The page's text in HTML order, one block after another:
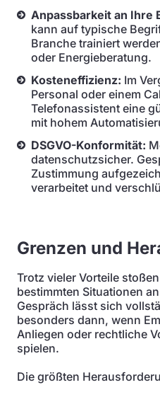
Anpassbarkeit an Ihre
kann auf typische
Branche trainiert
oder Energieberatung.
Kosteneffizienz: Im
Personal oder einem
Telefonassistent eine
mit hohem
DSGVO-Konformität:
datenschutzsicher.
Zustimmung
verarbeitet und
Grenzen und
Trotz vieler Vorteile
bestimmten Situationen
Gespräch lässt sich
besonders dann, wenn
Anliegen oder rechtliche
spielen.
Die größten